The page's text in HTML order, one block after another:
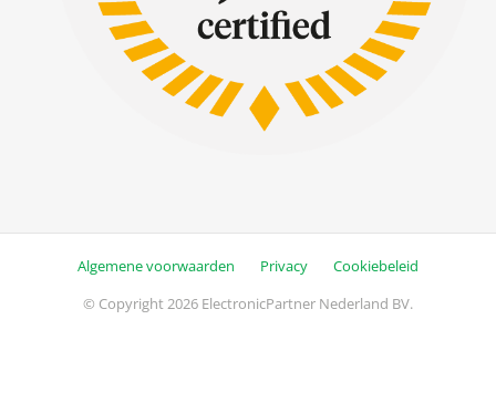
Algemene voorwaarden Privacy
Cookiebeleid
© Copyright 2026 ElectronicPartner Nederland BV.